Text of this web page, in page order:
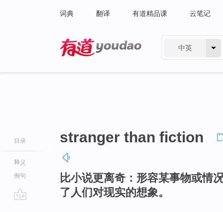
词典 翻译 有道精品课 云笔记
中英
目录
释义
例句
stranger than fiction
比小说更离奇：形容某事物或情
了人们对现实的想象。